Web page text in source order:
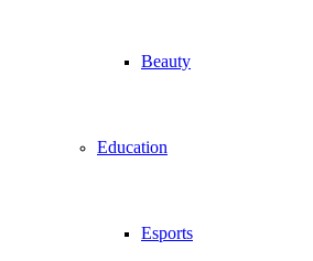
Beauty
Education
Esports